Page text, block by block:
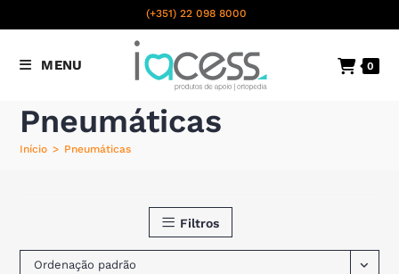
(+351) 22 098 8000
nacional
MENU 0
Pneumáticas
Início > Pneumáticas
Filtros
Ordenação padrão